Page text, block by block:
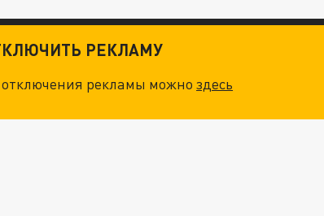
РЕКЛАМУ
отключения рекламы можноздесь